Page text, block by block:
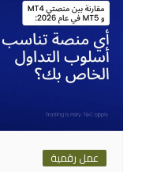
عمل رقمية